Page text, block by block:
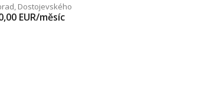
, Dostojevského
EUR/měsíc